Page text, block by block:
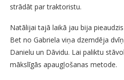
strādāt par traktoristu.
Natālijai tajā laikā jau bija
Bet no Gabriela viņa dzemdēja
Danielu un Dāvidu. Lai paliktu
mākslīgās apaugļošanas metode.